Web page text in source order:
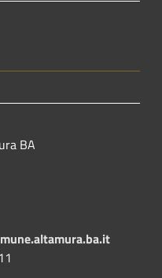
BA